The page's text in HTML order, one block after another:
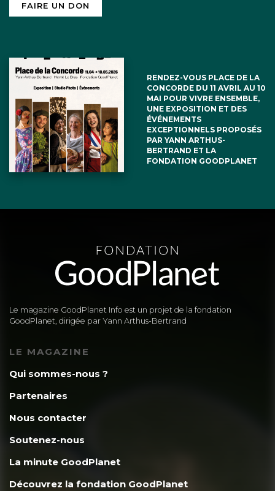
FAIRE UN DON
RENDEZ-VOUS PLACE DE LA
CONCORDE DU 11 AVRIL AU 10
MAI POUR VIVRE ENSEMBLE,
UNE EXPOSITION ET DES
ÉVÉNEMENTS
EXCEPTIONNELS PROPOSÉS
PAR YANN ARTHUS-
BERTRAND ET LA
FONDATION GOODPLANET
Le magazine GoodPlanet Info est un projet de la fondation
GoodPlanet, dirigée par Yann Arthus-Bertrand
LE MAGAZINE
Qui sommes-nous ?
Partenaires
Nous contacter
Soutenez-nous
La minute GoodPlanet
Découvrez la fondation GoodPlanet